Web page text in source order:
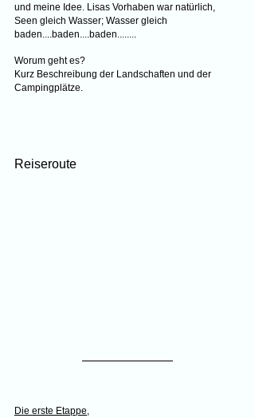
und meine Idee. Lisas Vorhaben war natürlich,
Seen gleich Wasser; Wasser gleich
baden....baden....baden........
Worum geht es?
Kurz Beschreibung der Landschaften und der
Campingplätze.
Reiseroute
Die erste Etappe,